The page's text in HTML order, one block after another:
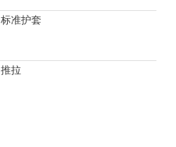
标准护套
推拉